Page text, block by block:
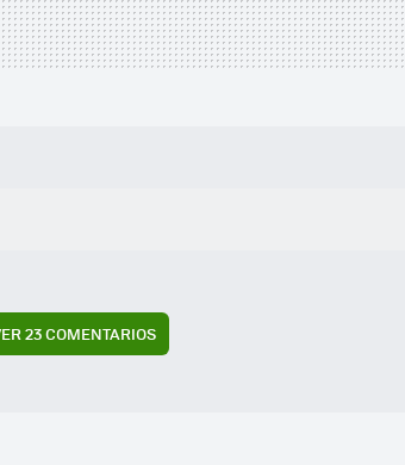
23 COMENTARIOS